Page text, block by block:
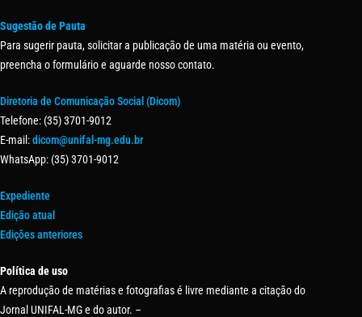
Sugestão de Pauta
Para sugerir pauta, solicitar a publicação de uma matéria ou evento,
preencha o formulário e aguarde nosso contato.
Diretoria de Comunicação Social (Dicom)
Telefone: (35) 3701-9012
E-mail:dicom@unifal-mg.edu.br
WhatsApp: (35) 3701-9012
Expediente
Edição atual
Edições anteriores
Política de uso
A reprodução de matérias e fotografias é livre mediante a citação do
Jornal UNIFAL-MG e do autor. –